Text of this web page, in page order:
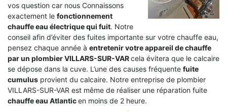
vos question car nous Connaissons
exactement le fonctionnement
chauffe eau électrique qui fuit. Notre
conseil afin d’éviter des fuites importante sur votre chauffe eau,
pensez chaque année à entretenir votre appareil de chauffe
par un plombier VILLARS-SUR-VARcela évitera que le calcaire
se dépose dans la cuve. L’une des causes fréquente fuite
cumulus provient du calcaire. Notre entreprise de plombier
VILLARS-SUR-VAR est même de réaliser une réparation fuite
chauffe eau Atlanticen moins de 2 heure.